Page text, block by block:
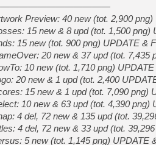
Preview: 40 new (tot. 2,900
15 new & 8 upd (tot. 1,500
15 new (tot. 900 png) UPDATE &
20 new & 37 upd (tot. 7,435
10 new (tot. 1,710 png)
20 new & 1 upd (tot. 2,400
15 new & 1 upd (tot. 7,090 png)
10 new & 63 upd (tot. 4,390
4 del, 72 new & 135 upd (tot.
4 del, 72 new & 33 upd (tot.
5 new (tot. 1,145 png) UPDATE